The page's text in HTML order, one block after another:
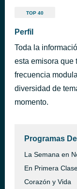
TOP 40
Perfil
Toda la
esta emisora que
frecuencia
diversidad de
momento.
Programas
La Semana en
En Primera
Corazón y Vida